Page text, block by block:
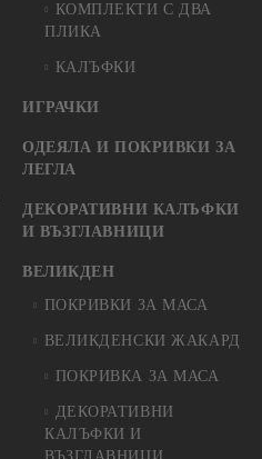
КОМПЛЕКТИ С ДВА
ПЛИКА
КАЛЪФКИ
ИГРАЧКИ
ОДЕЯЛА И ПОКРИВКИ ЗА
ЛЕГЛА
ДЕКОРАТИВНИ КАЛЪФКИ
И ВЪЗГЛАВНИЦИ
ВЕЛИКДЕН
ПОКРИВКИ ЗА МАСА
ВЕЛИКДЕНСКИ ЖАКАРД
ПОКРИВКА ЗА МАСА
ДЕКОРАТИВНИ
КАЛЪФКИ И